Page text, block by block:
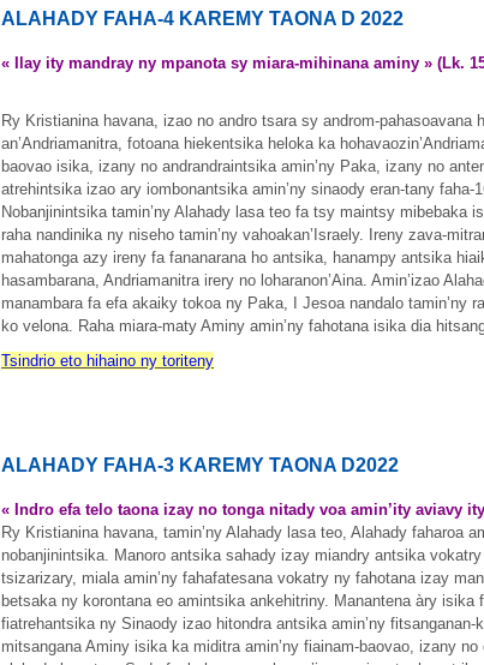
ALAHADY FAHA-4 KAREMY TAONA D 2022
« Ilay ity mandray ny mpanota sy miara-mihinana aminy » (Lk.
Ry Kristianina havana, izao no andro tsara sy androm-pahasoavana
an’Andriamanitra, fotoana hiekentsika heloka ka
baovao isika, izany no andrandraintsika amin’ny Paka, izany no
atrehintsika izao ary iombonantsika amin’ny sinaody eran-tany faha-
Nobanjinintsika tamin’ny Alahady lasa teo fa tsy maintsy mibebaka
raha nandinika ny niseho tamin’ny vahoakan’Israely. Ireny zava-
mahatonga azy ireny fa fananarana ho antsika, hanampy antsika
hasambarana, Andriamanitra irery no loharanon’Aina. Amin’izao
manambara fa efa akaiky tokoa ny Paka, I Jesoa nandalo tamin’ny
ko velona. Raha miara-maty Aminy amin’ny fahotana isika dia
Tsindrio eto hihaino ny toriteny
ALAHADY FAHA-3 KAREMY TAONA D2022
« Indro efa telo taona izay no tonga nitady voa amin’ity aviavy
Ry Kristianina havana, tamin’ny Alahady lasa teo, Alahady faharoa
nobanjinintsika. Manoro antsika sahady izay miandry antsika
tsizarizary, miala amin’ny fahafatesana vokatry ny fahotana izay
betsaka ny korontana eo amintsika ankehitriny. Manantena àry isika
fiatrehantsika ny Sinaody izao hitondra antsika amin’ny
mitsangana Aminy isika ka miditra amin’ny fiainam-baovao, izany